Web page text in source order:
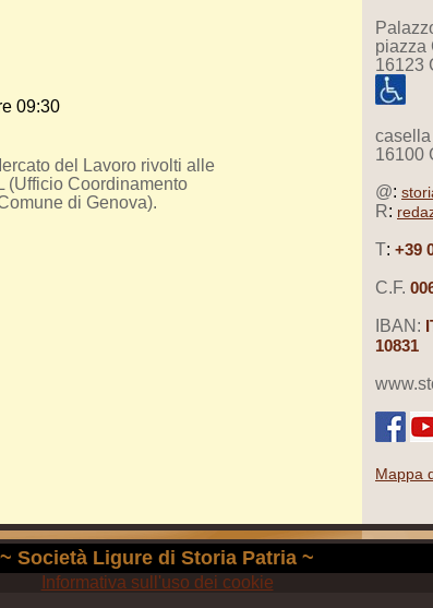
09:30
del Lavoro rivolti alle
(Ufficio Coordinamento
di Genova).
piazza
16123
16100
@:
R:
T: +39
C.F.
IBAN:
10831
Mappa
~ Società Ligure di Storia Patria ~
Informativa sull'uso dei cookie